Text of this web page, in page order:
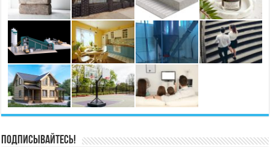
Подписывайтесь!